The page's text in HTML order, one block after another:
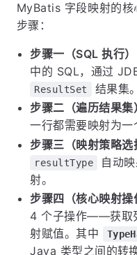
MyBatis 字段映射的核
步骤：
步骤一（SQL 执行）
中的 SQL，通过
ResultSet
结果集。
步骤二（遍历结果集）
一行都需要映射为一
步骤三（映射策略选
resultType 自动
射。
步骤四（核心映射操
4 个子操作——获取
射赋值。其中
Java 类型之间的转